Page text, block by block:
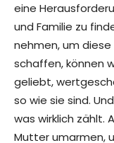
eine
und Familie zu
nehmen, um
schaffen, können
geliebt,
so wie sie sind.
was wirklich zählt.
Mutter umarmen,